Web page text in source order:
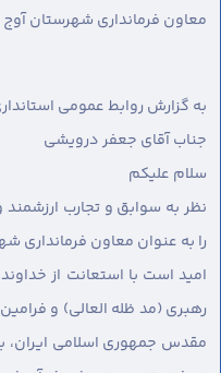
معاون فرمانداری شهرستان
به گزارش روابط عمومی
جناب آقای جعفر درویشی
سلام عليكم
نظر به سوابق و تجارب
را به عنوان معاون
امید است با استعانت از
رهبری (مد ظله العالى) و
مقدس جمهوری اسلامی ایران،